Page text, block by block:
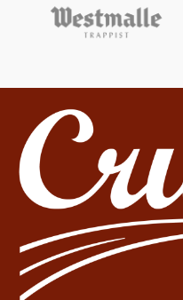
Barrita energética proteína Barebells
Chocolate con Avellana salada
12 x 55 gramos
Descripción
Barrita energética Barebells sabor
Chocolate con Avellana salada